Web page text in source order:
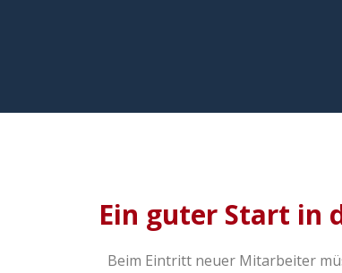
Ein guter Start in
Beim Eintritt neuer Mitarbeiter